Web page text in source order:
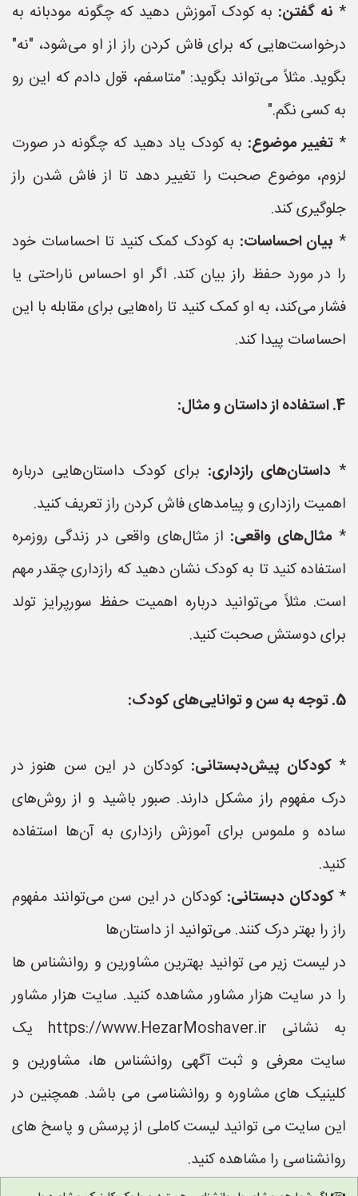
* نه گفتن: به کودک آموزش دهید که چگونه مودبانه به
درخواست‌هایی که برای فاش کردن راز از او می‌شود، "نه"
بگوید. مثلاً می‌تواند بگوید: "متاسفم، قول دادم که این رو
به کسی نگم."
* تغییر موضوع: به کودک یاد دهید که چگونه در صورت
لزوم، موضوع صحبت را تغییر دهد تا از فاش شدن راز
جلوگیری کند.
* بیان احساسات: به کودک کمک کنید تا احساسات خود
را در مورد حفظ راز بیان کند. اگر او احساس ناراحتی یا
فشار می‌کند، به او کمک کنید تا راه‌هایی برای مقابله با این
احساسات پیدا کند.
4. استفاده از داستان و مثال:
* داستان‌های رازداری: برای کودک داستان‌هایی درباره
اهمیت رازداری و پیامدهای فاش کردن راز تعریف کنید.
*مثال‌های واقعی: از مثال‌های واقعی در زندگی روزمره
استفاده کنید تا به کودک نشان دهید که رازداری چقدر مهم
است. مثلاً می‌توانید درباره اهمیت حفظ سورپرایز تولد
برای دوستش صحبت کنید.
5. توجه به سن و توانایی‌های کودک:
*کودکان پیش‌دبستانی: کودکان در این سن هنوز در
درک مفهوم راز مشکل دارند. صبور باشید و از روش‌های
ساده و ملموس برای آموزش رازداری به آن‌ها استفاده
کنید.
*کودکان دبستانی: کودکان در این سن می‌توانند مفهوم
راز را بهتر درک کنند. می‌توانید از داستان‌ها
در لیست زیر می توانید بهترین مشاورین و روانشناس ها
را در سایت هزار مشاور مشاهده کنید. سایت هزار مشاور
به نشانی https://www.HezarMoshaver.ir یک
سایت معرفی و ثبت آگهی روانشناس ها، مشاورین و
کلینیک های مشاوره و روانشناسی می باشد. همچنین در
این سایت می توانید لیست کاملی از پرسش و پاسخ های
روانشناسی را مشاهده کنید.